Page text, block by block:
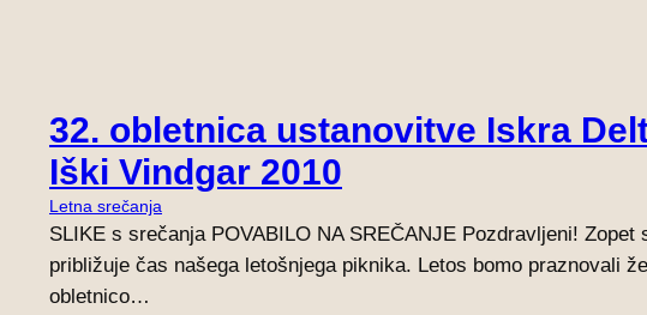
32. obletnica ustanovitve Iskra
Iški Vindgar 2010
Letna srečanja
SLIKE s srečanja POVABILO NA SREČANJE Pozdravljeni! Zopet
približuje čas našega letošnjega piknika. Letos bomo praznovali
obletnico…